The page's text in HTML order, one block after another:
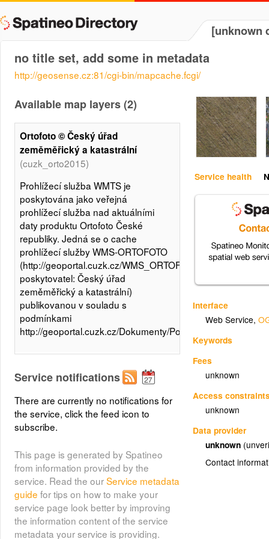
[unknown
no title set, add some in metadata
http://geosense.cz:81/cgi-bin/mapcache.fcgi/
Service health
Interface
Web Service,
Keywords
Fees
unknown
Access
unknown
Data provider
unknown
Contact
Available map layers (2)
Ortofoto © Český úřad
zeměměřický a katastrální
(cuzk_orto2015)
Prohlížecí služba WMTS je
poskytována jako veřejná
prohlížecí služba nad aktuálními
daty produktu Ortofoto České
republiky. Jedná se o cache
prohlížecí služby WMS-ORTOFOTO
(http://geoportal.cuzk.cz/WMS_ORTOFOTO_PUB/
poskytovatel: Český úřad
zeměměřický a katastrální)
publikovanou v souladu s
podmínkami
http://geoportal.cuzk.cz/Dokumenty/
Podrobné ortofoto obce Tisá.
Service notifications
There are currently no notifications for
the service, click the feed icon to
subscribe.
This page is generated by Spatineo
from information provided by the
service. Read the ourService metadata
guide for tips on how to make your
service page look better by improving
the information content of the service
metadata your service is providing.